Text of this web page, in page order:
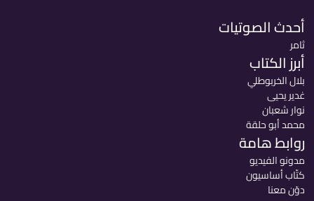
أحدث الصوتيات
ثامر
أبرز الكتاب
بلال الخربوطلي
غدير يحيى
نوار شعبان
محمد أبو حلقة
روابط هامة
مدونو الفيديو
كتّاب أساسيون
دوّن معنا